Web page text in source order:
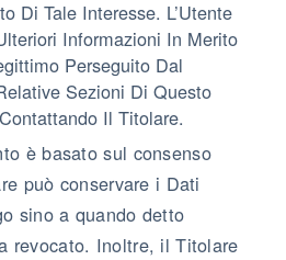
Di Tale Interesse. L’Utente
Informazioni In Merito
Perseguito Dal
Sezioni Di Questo
Il Titolare.
è basato sul consenso
può conservare i Dati
sino a quando detto
revocato. Inoltre, il Titolare